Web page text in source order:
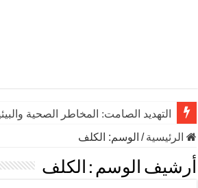
التهديد الصامت: المخاطر الصحية
الرئيسية/ الوسم: الكلف
أرشيف الوسم : الكلف